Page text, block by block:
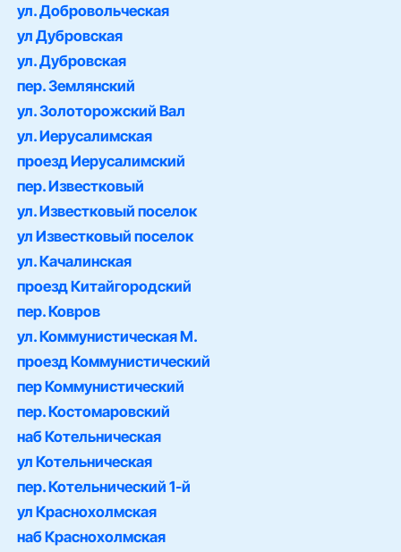
ул. Добровольческая
ул Дубровская
ул. Дубровская
пер. Землянский
ул. Золоторожский Вал
ул. Иерусалимская
проезд Иерусалимский
пер. Известковый
ул. Известковый поселок
ул Известковый поселок
ул. Качалинская
проезд Китайгородский
пер. Ковров
ул. Коммунистическая М.
проезд Коммунистический
пер Коммунистический
пер. Костомаровский
наб Котельническая
ул Котельническая
пер. Котельнический 1-й
ул Краснохолмская
наб Краснохолмская